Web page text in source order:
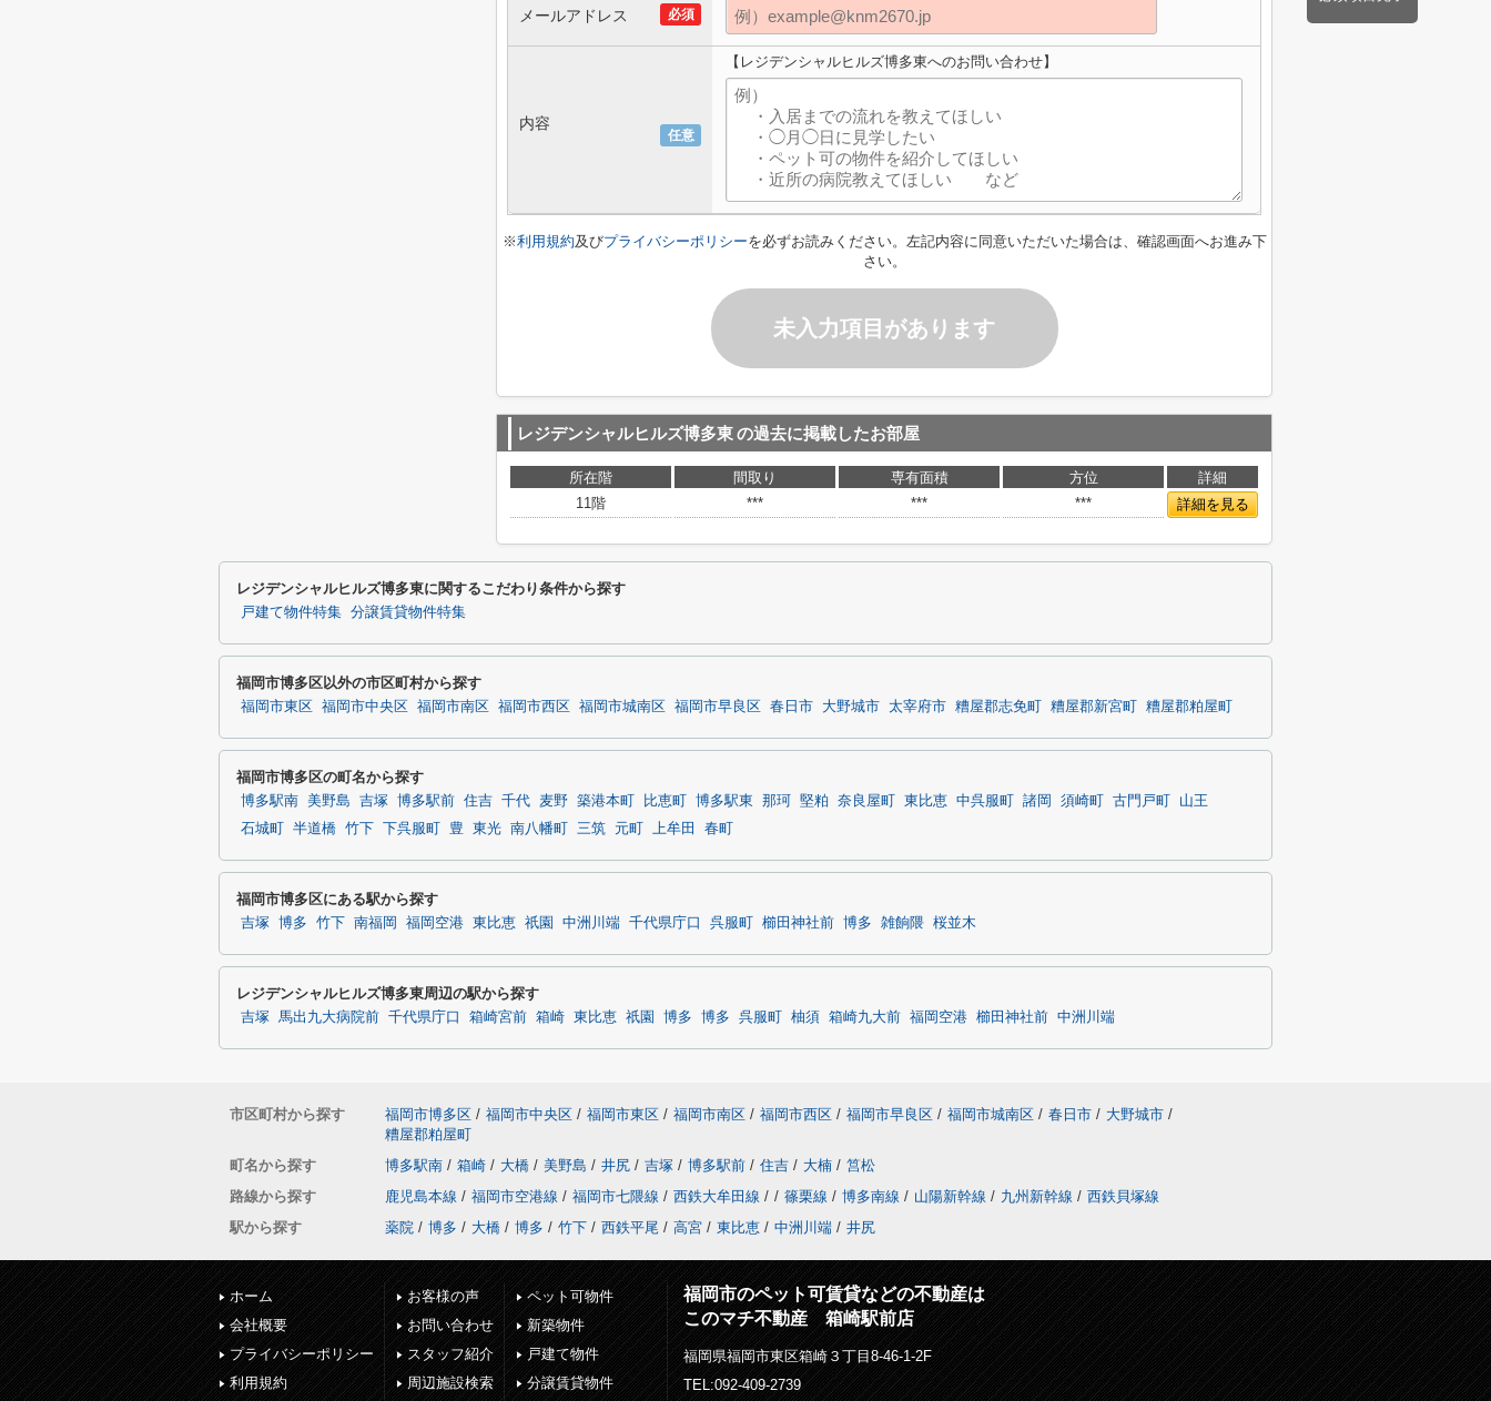
必須
メールアドレス
任意
内容
【レジデンシャルヒルズ博多東へのお問い合わせ】
※利用規約及びプライバシーポリシーを必ずお読みください。左記内容に同意いただいた場合は、確認画面へお進み下
さい。
未入力項目があります
レジデンシャルヒルズ博多東の過去に掲載したお部屋
所在階 間取り 専有面積 方位
詳細
11階
*** *** *** 詳細を見る
レジデンシャルヒルズ博多東に関するこだわり条件から探す
戸建て物件特集 分譲賃貸物件特集
福岡市博多区以外の市区町村から探す
福岡市東区 福岡市中央区 福岡市南区 福岡市西区 福岡市城南区 福岡市早良区 春日市 大野城市 太宰府市 糟屋郡志免町 糟屋郡新宮町 糟屋郡粕屋町
福岡市博多区の町名から探す
博多駅南 美野島 吉塚 博多駅前 住吉 千代 麦野 築港本町 比恵町 博多駅東 那珂 堅粕 奈良屋町 東比恵 中呉服町 諸岡 須崎町 古門戸町
山王
石城町
半道橋 竹下 下呉服町 豊 東光 南八幡町 三筑 元町 上牟田 春町
福岡市博多区にある駅から探す
吉塚 博多 竹下 南福岡 福岡空港 東比恵 祇園 中洲川端 千代県庁口 呉服町 櫛田神社前 博多 雑餉隈 桜並木
レジデンシャルヒルズ博多東周辺の駅から探す
吉塚 馬出九大病院前 千代県庁口 箱崎宮前 箱崎 東比恵 祇園 博多 博多 呉服町 柚須 箱崎九大前 福岡空港 櫛田神社前 中洲川端
市区町村から探す 福岡市博多区 / 福岡市中央区 / 福岡市東区 / 福岡市南区 / 福岡市西区 / 福岡市早良区 / 福岡市城南区 / 春日市 / 大野城市 /
糟屋郡粕屋町
町名から探す
博多駅南 / 箱崎 / 大橋 / 美野島 / 井尻 / 吉塚 / 博多駅前 / 住吉 / 大楠 / 筥松
路線から探す
鹿児島本線 / 福岡市空港線 / 福岡市七隈線 / 西鉄大牟田線 / / 篠栗線 / 博多南線 / 山陽新幹線 / 九州新幹線 / 西鉄貝塚線
駅から探す
薬院 / 博多 / 大橋 / 博多 / 竹下 / 西鉄平尾 / 高宮 / 東比恵 / 中洲川端 / 井尻
ホーム
会社概要
プライバシーポリシー
利用規約
お客様の声
お問い合わせ
スタッフ紹介
周辺施設検索
ペット可物件
新築物件
戸建て物件
分譲賃貸物件
福岡市のペット可賃貸などの不動産は
このマチ不動産 箱崎駅前店
福岡県福岡市東区箱崎３丁目8-46-1-2F
TEL:092-409-2739